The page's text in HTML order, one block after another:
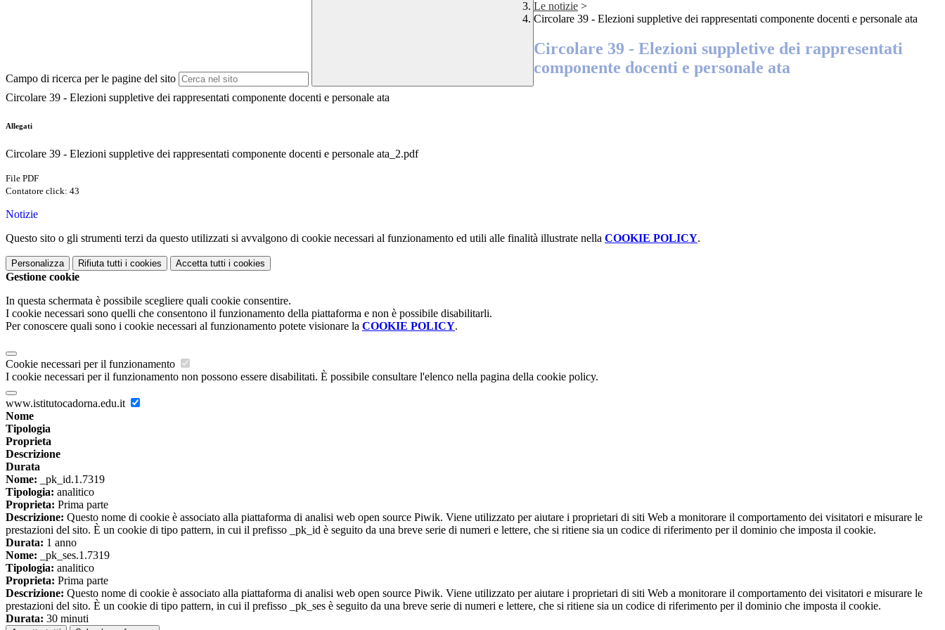
Campo di ricerca per le pagine del sito
Le notizie >
Circolare 39 - Elezioni suppletive dei rappresentati componente docenti e personale ata
Circolare 39 - Elezioni suppletive dei rappresentati
componente docenti e personale ata
Circolare 39 - Elezioni suppletive dei rappresentati componente docenti e personale ata
Allegati
Circolare 39 - Elezioni suppletive dei rappresentati componente docenti e personale ata_2.pdf
File PDF
Contatore click: 43
Notizie
Questo sito o gli strumenti terzi da questo utilizzati si avvalgono di cookie necessari al funzionamento ed utili alle finalità illustrate nella COOKIE POLICY.
Personalizza Rifiuta tutti i cookies Accetta tutti i cookies
Gestione cookie
In questa schermata è possibile scegliere quali cookie consentire.
I cookie necessari sono quelli che consentono il funzionamento della piattaforma e non è possibile disabilitarli.
Per conoscere quali sono i cookie necessari al funzionamento potete visionare la COOKIE POLICY.
Cookie necessari per il funzionamento
I cookie necessari per il funzionamento non possono essere disabilitati. È possibile consultare l'elenco nella pagina della cookie policy.
www.istitutocadorna.edu.it
Nome
Tipologia
Proprieta
Descrizione
Durata
Nome: _pk_id.1.7319
Tipologia: analitico
Proprieta: Prima parte
Descrizione: Questo nome di cookie è associato alla piattaforma di analisi web open source Piwik. Viene utilizzato per aiutare i proprietari di siti Web a monitorare il comportamento dei visitatori e misurare le
prestazioni del sito. È un cookie di tipo pattern, in cui il prefisso _pk_id è seguito da una breve serie di numeri e lettere, che si ritiene sia un codice di riferimento per il dominio che imposta il cookie.
Durata: 1 anno
Nome: _pk_ses.1.7319
Tipologia: analitico
Proprieta: Prima parte
Descrizione: Questo nome di cookie è associato alla piattaforma di analisi web open source Piwik. Viene utilizzato per aiutare i proprietari di siti Web a monitorare il comportamento dei visitatori e misurare le
prestazioni del sito. È un cookie di tipo pattern, in cui il prefisso _pk_ses è seguito da una breve serie di numeri e lettere, che si ritiene sia un codice di riferimento per il dominio che imposta il cookie.
Durata: 30 minuti